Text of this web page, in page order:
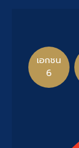
เอกชน
6